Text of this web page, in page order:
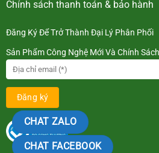
Chính sách thanh toán & bảo hành
Đăng Ký Để Trở Thành Đại Lý Phân Phối
Sản Phẩm Công Nghệ Mới Và Chính
CHAT ZALO
CHAT FACEBOOK